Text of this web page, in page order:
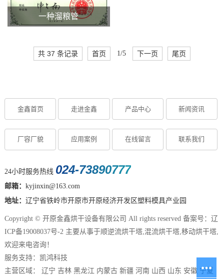
一种溜粮管
共 37 条记录 首页 1/5 下一页 尾页
金鑫首页 走进金鑫 产品中心 新闻资讯
厂容厂貌 应用案例 在线留言 联系我们
24小时服务热线 024-73890777
邮箱： kyjinxin@163.com
地址： 辽宁省铁岭市开原市开原经济开发区塑料模具产业园
Copyright © 开原金鑫烘干设备有限公司 All rights reserved 备案号： 辽
ICP备19008037号-2主要从事于顺逆流烘干塔,混流烘干塔,移动烘干塔,
欢迎来电咨询！
服务支持： 凯鸿科技
主营区域： 辽宁 吉林 黑龙江 内蒙古 新疆 河南 山西 山东 安徽 宁夏